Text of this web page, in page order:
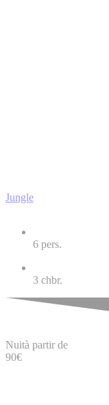
Jungle
6 pers.
3 chbr.
Nuità partir de
90€